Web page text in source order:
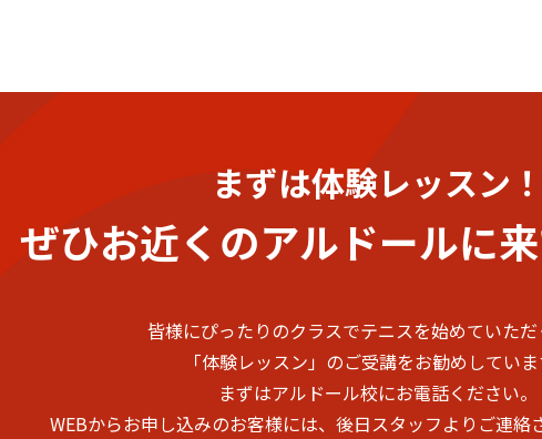
まずは体験レッスン！
ぜひお近くのアルドールに
皆様にぴったりのクラスでテニスを始めていた
「体験レッスン」のご受講をお勧めしていま
まずはアルドール校にお電話ください。
WEBからお申し込みのお客様には、後日スタッフよりご連絡